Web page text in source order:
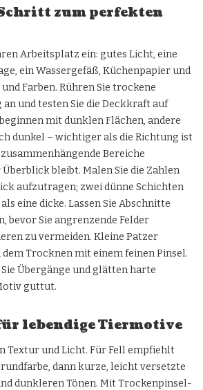
zum perfekten
Arbeitsplatz ein: gutes Licht, eine
ein Wassergefäß, Küchenpapier und
Farben. Rühren Sie trockene
und testen Sie die Deckkraft auf
mit dunklen Flächen, andere
dunkel – wichtiger als die Richtung ist
Bereiche
bleibt. Malen Sie die Zahlen
aufzutragen; zwei dünne Schichten
eine dicke. Lassen Sie Abschnitte
bevor Sie angrenzende Felder
zu vermeiden. Kleine Patzer
Trocknen mit einem feinen Pinsel.
Übergänge und glätten harte
guttut.
lebendige Tiermotive
Textur und Licht. Für Fell empfiehlt
dann kurze, leicht versetzte
dunkleren Tönen. Mit Trockenpinsel-